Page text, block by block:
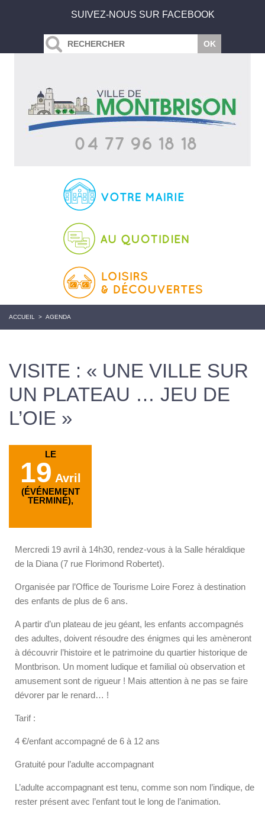
SUIVEZ-NOUS SUR FACEBOOK
ACCUEIL > AGENDA
VISITE : « UNE VILLE SUR
UN PLATEAU … JEU DE
L’OIE »
LE
19 Avril
(ÉVÉNEMENT
TERMINÉ),
Mercredi 19 avril à 14h30, rendez-vous à la Salle héraldique
de la Diana (7 rue Florimond Robertet).
Organisée par l’Office de Tourisme Loire Forez à destination
des enfants de plus de 6 ans.
A partir d’un plateau de jeu géant, les enfants accompagnés
des adultes, doivent résoudre des énigmes qui les amèneront
à découvrir l’histoire et le patrimoine du quartier historique de
Montbrison. Un moment ludique et familial où observation et
amusement sont de rigueur ! Mais attention à ne pas se faire
dévorer par le renard… !
Tarif :
4 €/enfant accompagné de 6 à 12 ans
Gratuité pour l’adulte accompagnant
L’adulte accompagnant est tenu, comme son nom l’indique, de
rester présent avec l’enfant tout le long de l’animation.